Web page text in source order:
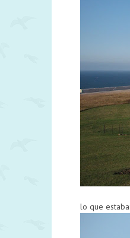
lo que